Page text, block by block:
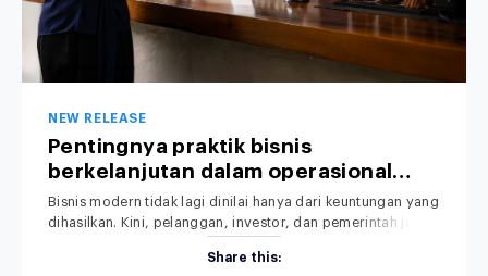
NEW RELEASE
Pentingnya praktik bisnis
berkelanjutan dalam operasional
perusahaan.
Bisnis modern tidak lagi dinilai hanya dari keuntungan yang
dihasilkan. Kini, pelanggan, investor, dan pemerintah juga
Praktik Bisnis yang Berkelanjutan menjadi perhatian utama
Share this: